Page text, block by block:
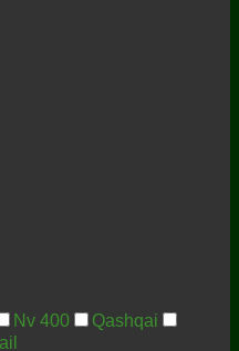
Nv 400
Qashqai